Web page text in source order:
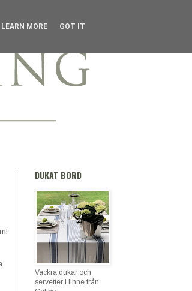
DUKAT BORD
Vackra dukar och
servetter i linne från
LEARN MORE GOT IT